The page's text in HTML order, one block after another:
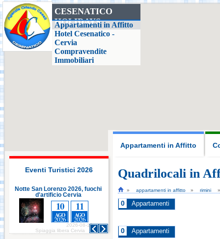
CESENATICO
HOLIDAYS
Appartamenti in Affitto
Hotel Cesenatico -
Cervia
Compravendite
Immobiliari
Appartamenti in Affitto
Eventi Turistici 2026
Notte San Lorenzo 2026, fuochi
d'artificio Cervia
10
AGO
2026
11
AGO
2026
2026-08-10
Spiaggia libera Cervia
Notte San Lorenzo 2026, fuochi
d'artificio Cervia
10
2026-08-10
Spiaggia libera Cervia
Casa delle Farfalle,
Milano Marittima
Adriatic Golf Club
Cervia - Milano
Marittima
Parco Oltremare -
Fiabilandia Rimini
Italia in Miniatura -
Rimini
Quadrilocali in
appartamenti in affitto rimini
0 Appartamenti
0 Appartamenti